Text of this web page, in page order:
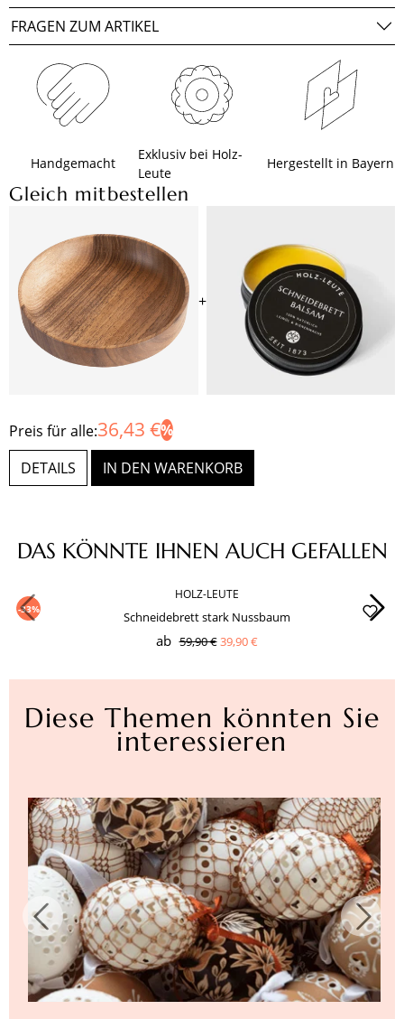
FRAGEN ZUM ARTIKEL
Handgemacht
Exklusiv bei Holz-
Leute
Hergestellt in Bayern
Gleich mitbestellen
+
Preis für alle:36,43 €
DETAILS IN DEN WARENKORB
Produktgalerie überspringen
DAS KÖNNTE IHNEN AUCH GEFALLEN
-33%
HOLZ-LEUTE
Schneidebrett stark Nussbaum
ab 59,90 €39,90 €
Diese Themen könnten Sie
interessieren